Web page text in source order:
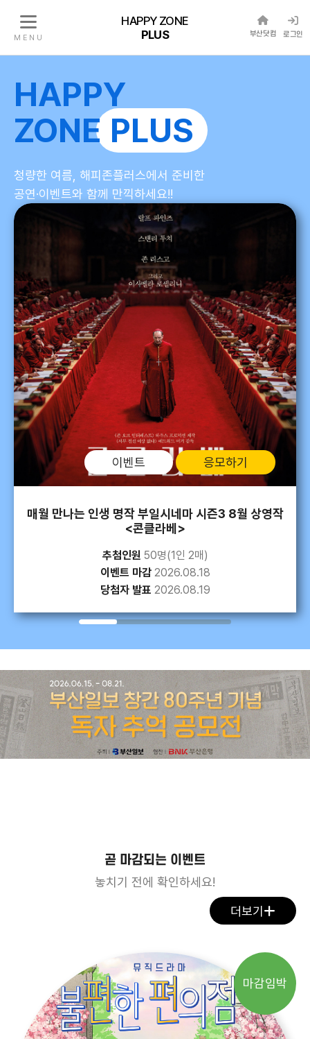
HAPPY ZONE
PLUS
M E N U 부산닷컴 로그인
HAPPY
ZONE PLUS
청량한 여름, 해피존플러스에서 준비한
공연·이벤트와 함께 만끽하세요!!
이벤트 응모하기
뮤직드라마 <불편한 편의점1>(연극) 8.19.~8.21.
추첨인원 50명(1인 2매)
이벤트 마감 2026.08.12
당첨자 발표 2026.08.13
곧 마감되는 이벤트
놓치기 전에 확인하세요!
더보기
마감임박